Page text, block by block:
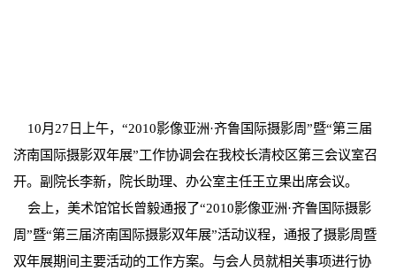
10月27日上午，“2010影像亚洲·齐鲁国际摄影周”暨“第三届
济南国际摄影双年展”工作协调会在我校长清校区第三会议室召
开。副院长李新，院长助理、办公室主任王立果出席会议。
会上，美术馆馆长曾毅通报了“2010影像亚洲·齐鲁国际摄影
周”暨“第三届济南国际摄影双年展”活动议程，通报了摄影周暨
双年展期间主要活动的工作方案。与会人员就相关事项进行协